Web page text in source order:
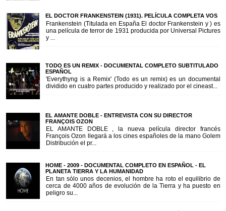
EL DOCTOR FRANKENSTEIN (1931). PELÍCULA COMPLETA VOS
Frankenstein (Titulada en España El doctor Frankenstein y ) es
una película de terror de 1931 producida por Universal Pictures
y ...
TODO ES UN REMIX - DOCUMENTAL COMPLETO SUBTITULADO
ESPAÑOL
'Everythyng is a Remix' (Todo es un remix) es un documental
dividido en cuatro partes producido y realizado por el cineast...
EL AMANTE DOBLE - ENTREVISTA CON SU DIRECTOR
FRANÇOIS OZON
EL AMANTE DOBLE , la nueva película director francés
François Ozon llegará a los cines españoles de la mano Golem
Distribución el pr...
HOME - 2009 - DOCUMENTAL COMPLETO EN ESPAÑOL - EL
PLANETA TIERRA Y LA HUMANIDAD
En tan sólo unos decenios, el hombre ha roto el equilibrio de
cerca de 4000 años de evolución de la Tierra y ha puesto en
peligro su...